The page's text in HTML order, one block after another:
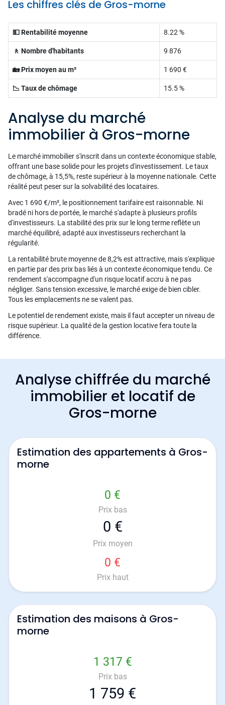
Les chiffres clés de Gros-morne
💵 Rentabilité moyenne 8.22 %
🚶 Nombre d'habitants 9 876
🏡 Prix moyen au m² 1 690 €
📉 Taux de chômage 15.5 %
Analyse du marché
immobilier à Gros-morne
Le marché immobilier s'inscrit dans un contexte économique stable,
offrant une base solide pour les projets d'investissement. Le taux
de chômage, à 15,5%, reste supérieur à la moyenne nationale. Cette
réalité peut peser sur la solvabilité des locataires.
Avec 1 690 €/m², le positionnement tarifaire est raisonnable. Ni
bradé ni hors de portée, le marché s'adapte à plusieurs profils
d'investisseurs. La stabilité des prix sur le long terme reflète un
marché équilibré, adapté aux investisseurs recherchant la
régularité.
La rentabilité brute moyenne de 8,2% est attractive, mais s'explique
en partie par des prix bas liés à un contexte économique tendu. Ce
rendement s'accompagne d'un risque locatif accru à ne pas
négliger. Sans tension excessive, le marché exige de bien cibler.
Tous les emplacements ne se valent pas.
Le potentiel de rendement existe, mais il faut accepter un niveau de
risque supérieur. La qualité de la gestion locative fera toute la
différence.
Analyse chiffrée du marché
immobilier et locatif de
Gros-morne
Estimation des appartements à Gros-
morne
0 €
Prix bas
0 €
Prix moyen
0 €
Prix haut
Estimation des maisons à Gros-
morne
1 317 €
Prix bas
1 759 €